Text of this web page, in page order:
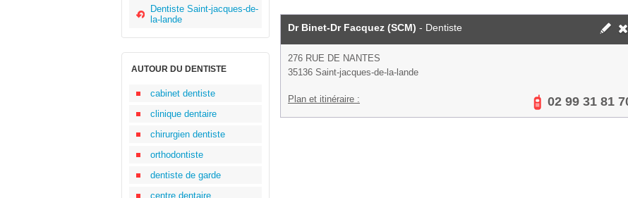
Dentiste Saint-jacques-de-
la-lande
AUTOUR DU DENTISTE
cabinet dentiste
clinique dentaire
chirurgien dentiste
orthodontiste
dentiste de garde
centre dentaire
Dr Binet-Dr Facquez (SCM) - Dentiste
276 RUE DE NANTES
35136 Saint-jacques-de-la-lande
Plan et itinéraire : 02 99 31 81